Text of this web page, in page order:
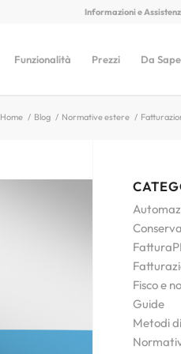
Informazioni e
Funzionalità Prezzi Da
Home / Blog / Normative estere /
Fisco e
Guide
Metodi